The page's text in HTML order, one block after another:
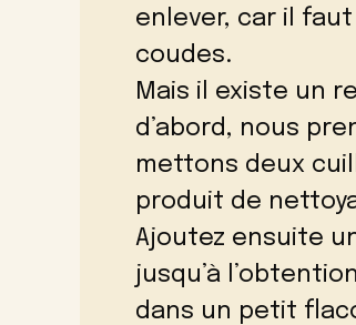
enlever, car il
coudes.
Mais il existe un
d’abord, nous
mettons deux
produit de
Ajoutez ensuite
jusqu’à
dans un petit